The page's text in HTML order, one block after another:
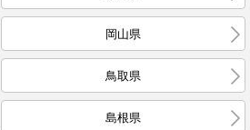
岡山県
鳥取県
島根県